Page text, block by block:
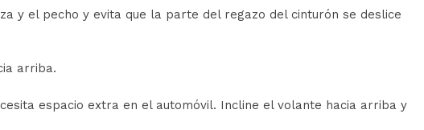
y el pecho y evita que la parte del regazo del cinturón se deslice
arriba.
espacio extra en el automóvil. Incline el volante hacia arriba y